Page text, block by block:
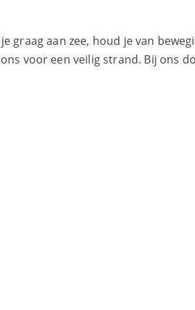
graag aan zee, houd je van
voor een veilig strand. Bij ons